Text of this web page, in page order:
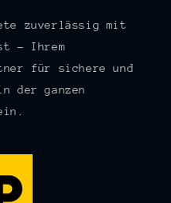
zuverlässig mit
– Ihrem
für sichere und
der ganzen